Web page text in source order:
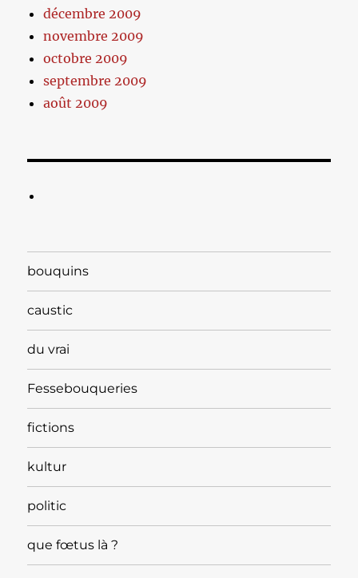
décembre 2009
novembre 2009
octobre 2009
septembre 2009
août 2009
bouquins
caustic
du vrai
Fessebouqueries
fictions
kultur
politic
que fœtus là ?